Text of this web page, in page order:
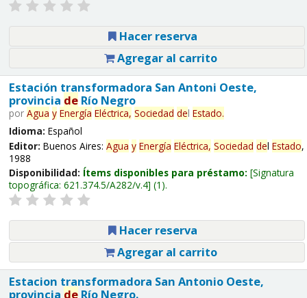
Hacer reserva
Agregar al carrito
Estación transformadora San Antoni Oeste,
provincia deRío Negro
por Agua y Energía Eléctrica, Sociedad del Estado.
Idioma: Español
Editor: Buenos Aires: Agua y Energía Eléctrica, Sociedad del Estado,
1988
Disponibilidad: Ítems disponibles para préstamo: Signatura
topográfica: 621.374.5/A282/v.4 (1).
Hacer reserva
Agregar al carrito
Estacion transformadora San Antonio Oeste,
provincia deRío Negro.